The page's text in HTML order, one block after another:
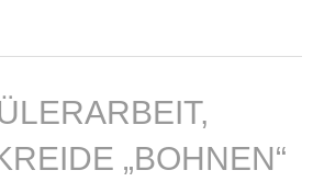
„BOHNEN“